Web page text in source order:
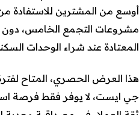
أوسع من المشترين للاستفادة
مشروعات التجمع الخامس، دون
المعتادة عند شراء الوحدات
هذا العرض الحصري، المتاح
جي ايست، لا يوفر فقط فرصة